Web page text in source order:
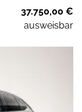
37.750,00 €
ausweisbar